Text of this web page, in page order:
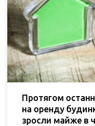
Протягом
на оренду
зросли майже в